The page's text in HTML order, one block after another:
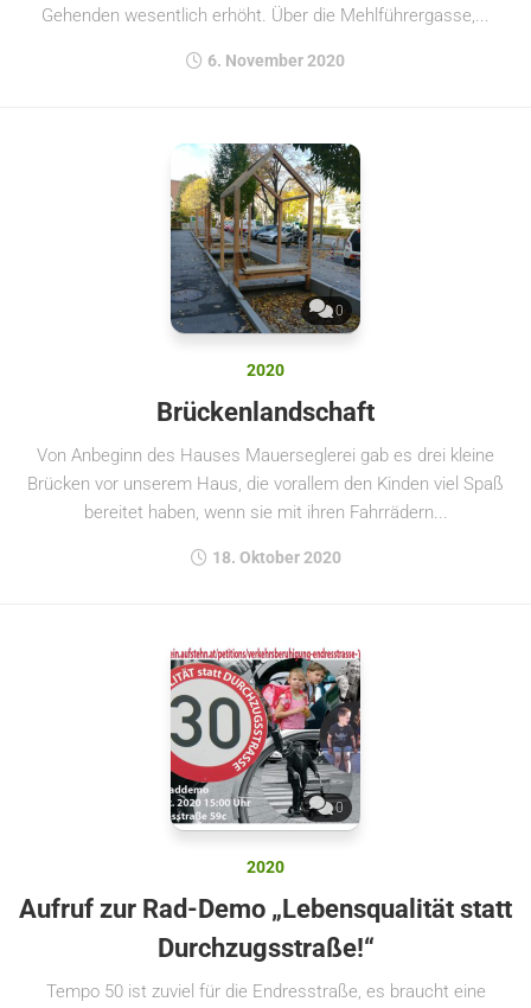
Gehenden wesentlich erhöht. Über die Mehlführergasse,...
6. November 2020
0
2020
Brückenlandschaft
Von Anbeginn des Hauses Mauerseglerei gab es drei kleine
Brücken vor unserem Haus, die vorallem den Kinden viel Spaß
bereitet haben, wenn sie mit ihren Fahrrädern...
18. Oktober 2020
0
2020
Aufruf zur Rad-Demo „Lebensqualität statt
Durchzugsstraße!“
Tempo 50 ist zuviel für die Endresstraße, es braucht eine